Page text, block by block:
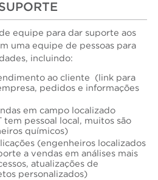
equipe para dar suporte aos
uma equipe de pessoas para
incluindo:
ao cliente
(link para
pedidos e informações
em campo localizado
pessoal local, muitos são
químicos)
(engenheiros localizados
a vendas em análises mais
atualizações de
personalizados)